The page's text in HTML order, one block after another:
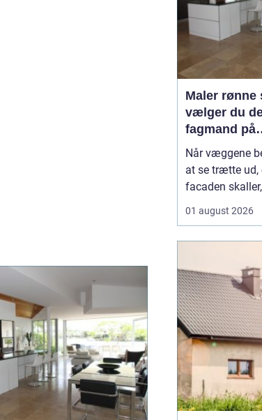
Maler rønne sådan
vælger du
fagmand på
bornholm
Når væggene
at se trætte ud,
facaden
enorm forskel.
spørgsmålet:
i gang med
skal vi få
hjælp? Særligt i
h...
01 august 2026